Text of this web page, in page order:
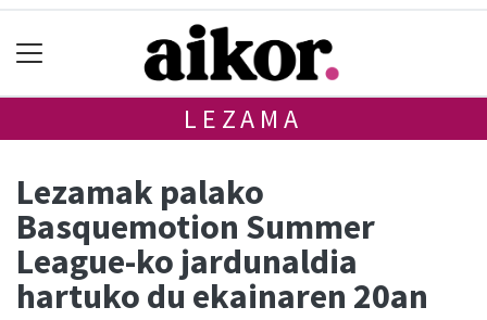
LEZAMA
Lezamak palako
Basquemotion Summer
League-ko jardunaldia
hartuko du ekainaren 20an